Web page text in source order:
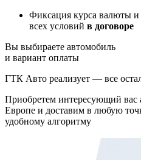
Фиксация курса валюты и
всех условий в договоре
Вы выбираете автомобиль
и вариант оплаты
ГТК Авто реализует — все
Приобретем интересующий вас
Европе и доставим в любую
удобному алгоритму